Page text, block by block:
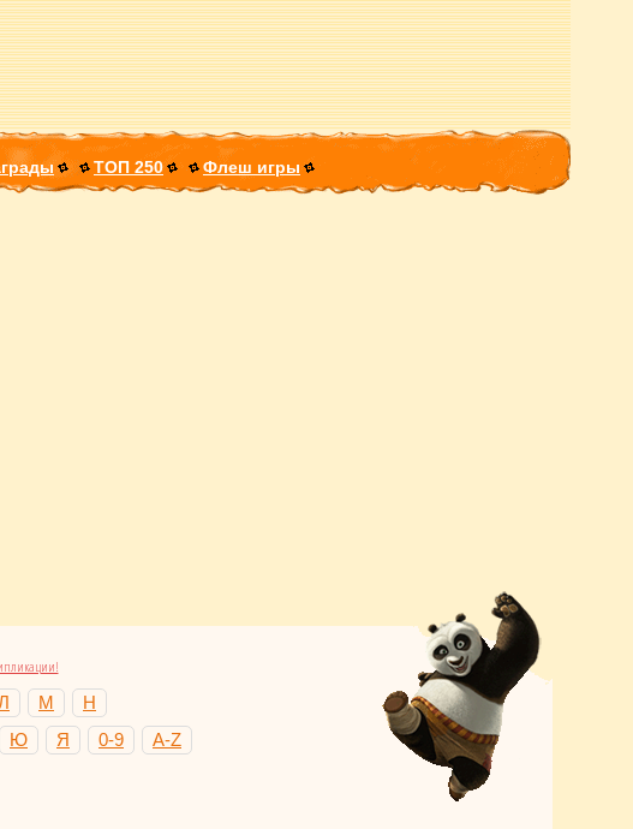
ТОП 250 Флеш игры
М
Н
Ю Я 0-9 A-Z